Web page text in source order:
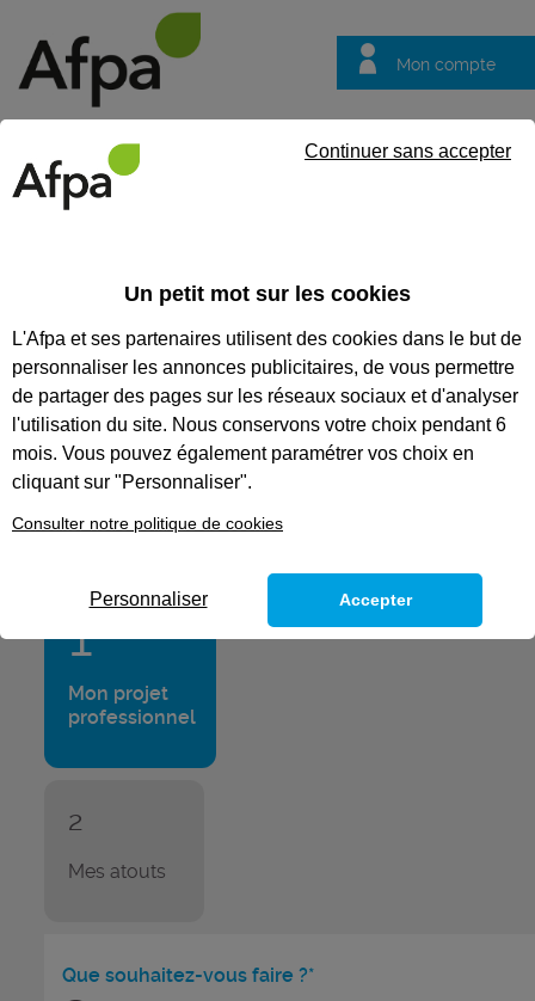
Mon compte
questions
DES QUESTIONS SUR VOTRE
AVENIR PROFESSIONNEL ?
LAISSEZ-VOUS GUIDER !
Pour quels métiers êtes-vous fait ? Quelles formations choisir
? Comment obtenir un diplôme ?
L'Afpa vous accompagne pour construire votre projet.
1
Mon projet
professionnel
2
Mes atouts
Que souhaitez-vous faire ?*
Un petit mot sur les cookies
L'Afpa et ses partenaires utilisent des cookies dans le but de
personnaliser les annonces publicitaires, de vous permettre
de partager des pages sur les réseaux sociaux et d'analyser
l'utilisation du site. Nous conservons votre choix pendant 6
mois. Vous pouvez également paramétrer vos choix en
cliquant sur "Personnaliser".
Consulter notre politique de cookies
Continuer sans accepter
Personnaliser Accepter